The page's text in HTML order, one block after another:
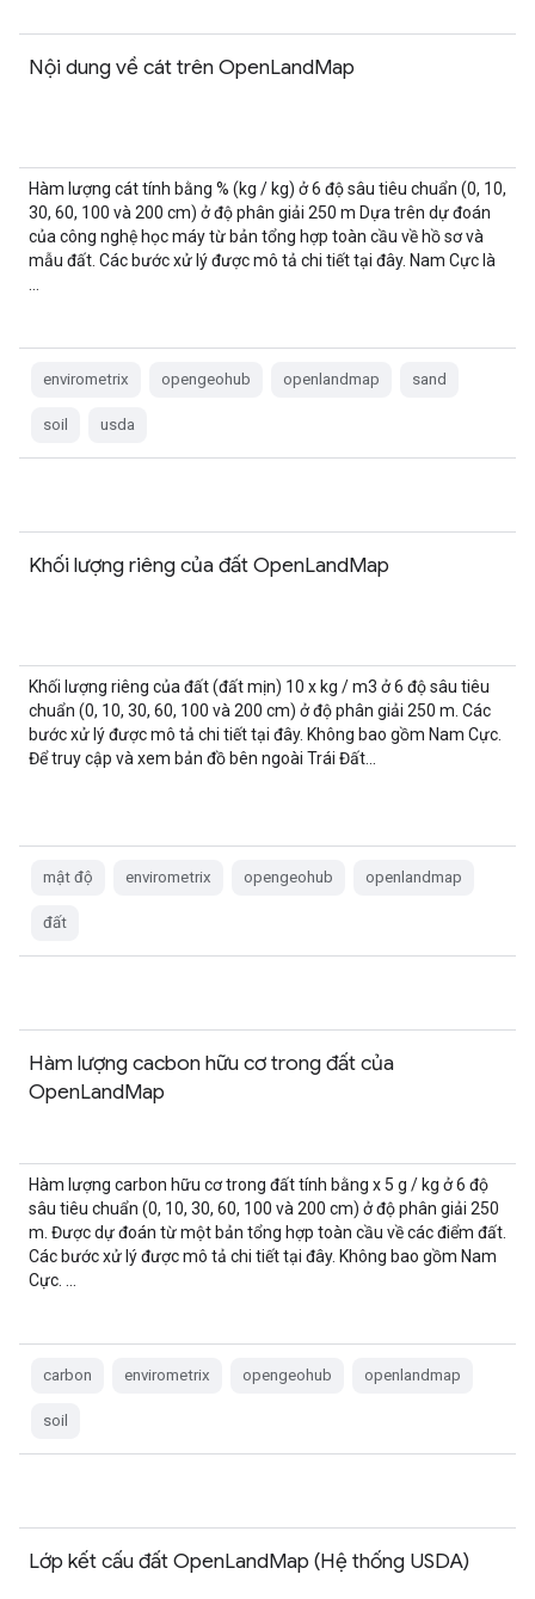
Nội dung về cát trên OpenLandMap
Hàm lượng cát tính bằng % (kg / kg) ở 6 độ sâu tiêu chuẩn (0, 10,
30, 60, 100 và 200 cm) ở độ phân giải 250 m Dựa trên dự đoán
của công nghệ học máy từ bản tổng hợp toàn cầu về hồ sơ và
mẫu đất. Các bước xử lý được mô tả chi tiết tại đây. Nam Cực là
envirometrix opengeohub openlandmap sand
soil usda
Khối lượng riêng của đất OpenLandMap
Khối lượng riêng của đất (đất mịn) 10 x kg / m3 ở 6 độ sâu tiêu
chuẩn (0, 10, 30, 60, 100 và 200 cm) ở độ phân giải 250 m. Các
bước xử lý được mô tả chi tiết tại đây. Không bao gồm Nam Cực.
Để truy cập và xem bản đồ bên ngoài Trái Đất...
mật độ envirometrix opengeohub openlandmap
đất
Hàm lượng cacbon hữu cơ trong đất của
OpenLandMap
Hàm lượng carbon hữu cơ trong đất tính bằng x 5 g / kg ở 6 độ
sâu tiêu chuẩn (0, 10, 30, 60, 100 và 200 cm) ở độ phân giải 250
m. Được dự đoán từ một bản tổng hợp toàn cầu về các điểm đất.
Các bước xử lý được mô tả chi tiết tại đây. Không bao gồm Nam
Cực. …
carbon envirometrix opengeohub openlandmap
soil
Lớp kết cấu đất OpenLandMap (Hệ thống USDA)